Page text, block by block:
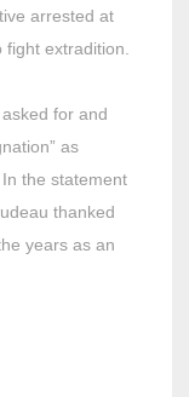
arrested at
fight extradition.
for and
as
the statement
thanked
years as an